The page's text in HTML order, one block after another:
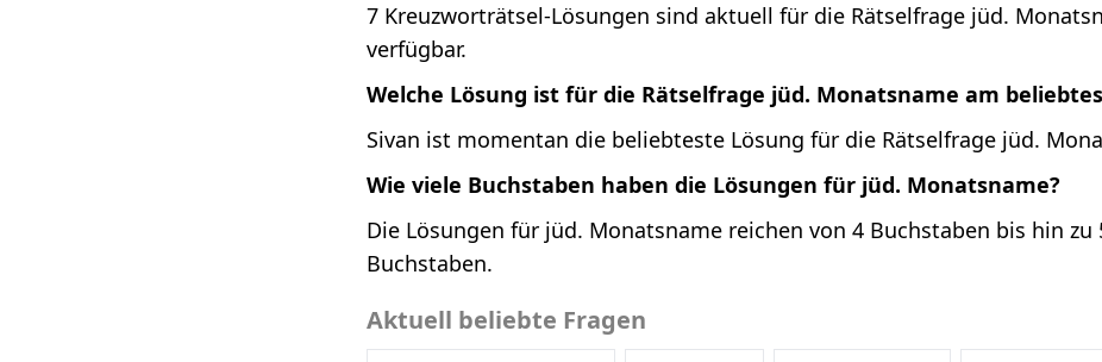
7 Kreuzworträtsel-Lösungen sind aktuell für die Rätselfrage jüd.
verfügbar.
Welche Lösung ist für die Rätselfrage jüd. Monatsname am
Sivan ist momentan die beliebteste Lösung für die Rätselfrage jüd.
Wie viele Buchstaben haben die Lösungen für jüd. Monatsname?
Die Lösungen für jüd. Monatsname reichen von 4 Buchstaben bis hin zu
Buchstaben.
Aktuell beliebte Fragen